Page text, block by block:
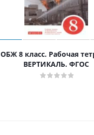
ОБЖ 8 класс. Рабочая
ВЕРТИКАЛЬ. ФГОС